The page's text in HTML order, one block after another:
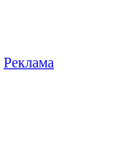
Реклама